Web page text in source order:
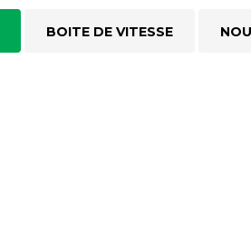
BOITE DE VITESSE